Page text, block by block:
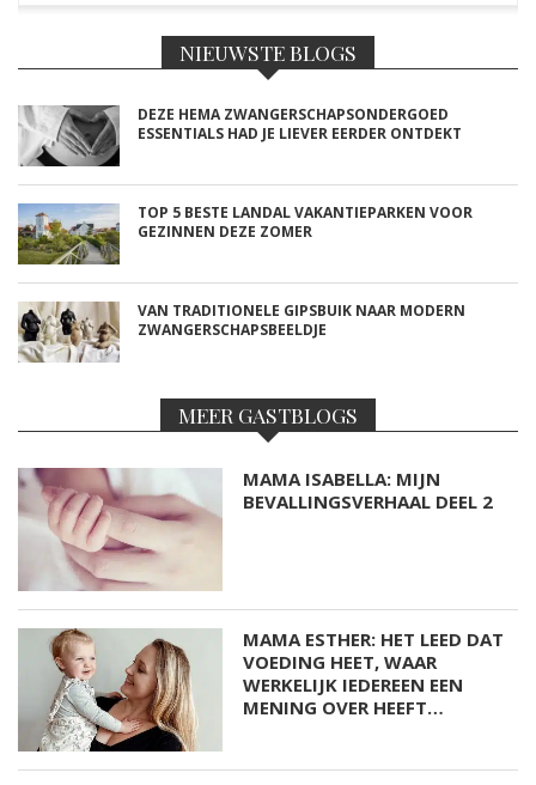
NIEUWSTE BLOGS
DEZE HEMA ZWANGERSCHAPSONDERGOED
ESSENTIALS HAD JE LIEVER EERDER ONTDEKT
TOP 5 BESTE LANDAL VAKANTIEPARKEN VOOR
GEZINNEN DEZE ZOMER
VAN TRADITIONELE GIPSBUIK NAAR MODERN
ZWANGERSCHAPSBEELDJE
MEER GASTBLOGS
MAMA ISABELLA: MIJN
BEVALLINGSVERHAAL DEEL 2
MAMA ESTHER: HET LEED DAT
VOEDING HEET, WAAR
WERKELIJK IEDEREEN EEN
MENING OVER HEEFT…